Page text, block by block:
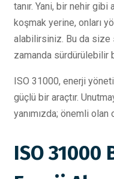
tanır. Yani, bir nehir
koşmak yerine, onları
alabilirsiniz. Bu da size
zamanda sürdürülebilir
ISO 31000, enerji
güçlü bir araçtır.
yanımızda; önemli
ISO 31000